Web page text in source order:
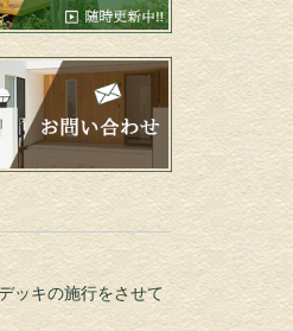
ッキの施行をさせて